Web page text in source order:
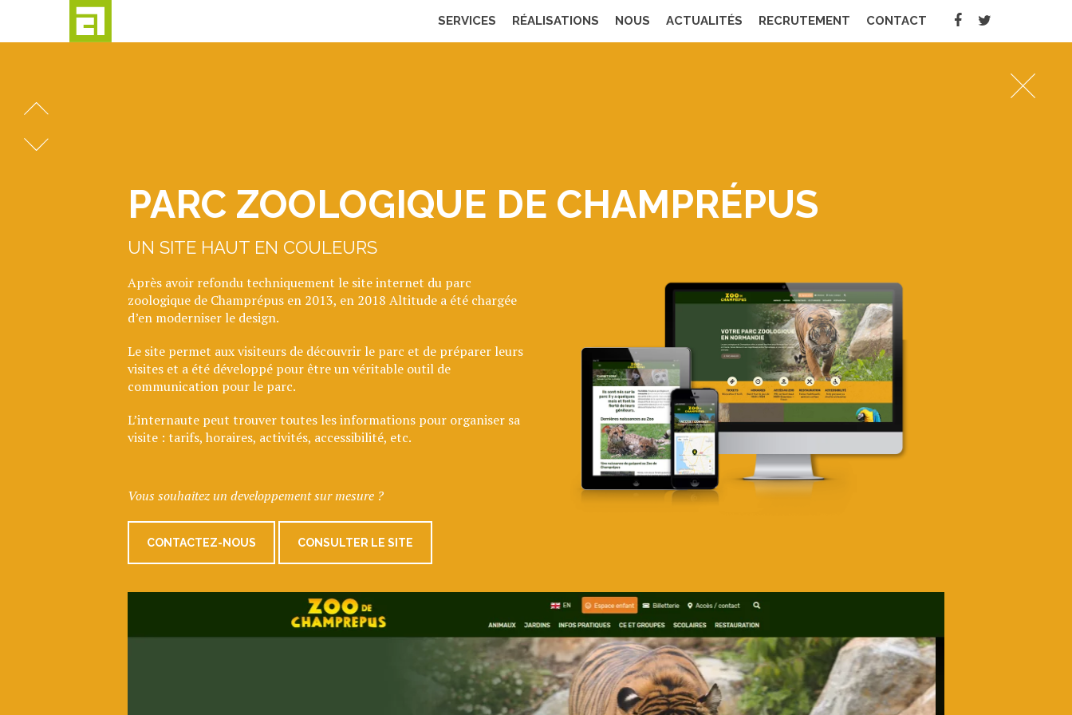
SERVICES RÉALISATIONS NOUS ACTUALITÉS RECRUTEMENT CONTACT
PARC ZOOLOGIQUE DE CHAMPRÉPUS
UN SITE HAUT EN COULEURS
Après avoir refondu techniquement le site internet du parc
zoologique de Champrépus en 2013, en 2018 Altitude a été chargée
d’en moderniser le design.
Le site permet aux visiteurs de découvrir le parc et de préparer leurs
visites et a été développé pour être un véritable outil de
communication pour le parc.
L’internaute peut trouver toutes les informations pour organiser sa
visite : tarifs, horaires, activités, accessibilité, etc.
Vous souhaitez un developpement sur mesure ?
CONTACTEZ-NOUS CONSULTER LE SITE